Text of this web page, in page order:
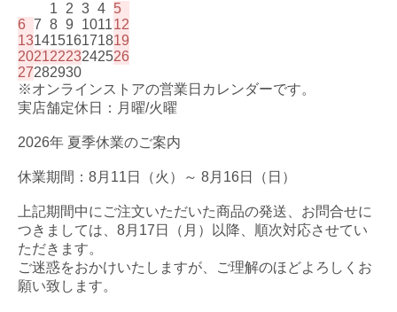
1
2 3 4 5
6 7 8 9 101112
13141516171819
20212223242526
27282930
※オンラインストアの営業日カレンダーです。
実店舗定休日：月曜/火曜
2026年 夏季休業のご案内
休業期間：8月11日（火）～ 8月16日（日）
上記期間中にご注文いただいた商品の発送、お問合せに
つきましては、8月17日（月）以降、順次対応させてい
ただきます。
ご迷惑をおかけいたしますが、ご理解のほどよろしくお
願い致します。